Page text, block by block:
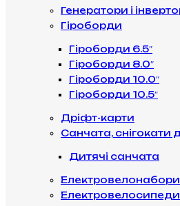
Генератори і
Гіроборди
Гіроборди 6.5″
Гіроборди 8.0″
Гіроборди 10.0″
Гіроборди 10.5″
Дріфт-карти
Санчата, снігокати
Дитячі санчата
Електровелонабори
Електровелосипеди